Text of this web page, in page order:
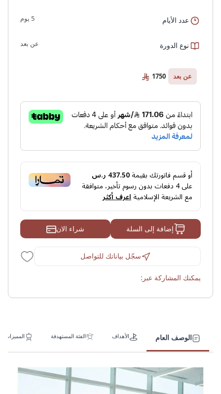
الوصف العام الأهداف الفئة المستهدفة المميزات
عدد الأيام 5 يوم
نوع الدورة عن بعد
عن بعد 1750
أو قسم فاتورتك بقيمة437.50 ر.س
على4 دفعات بدون رسوم تأخير، متوافقة
مع الشريعة الإسلاميةاعرف أكثر
إضافة إلى السلة شراء الان
سجّل بياناتك للتواصل
يمكنك المشاركة عبر: